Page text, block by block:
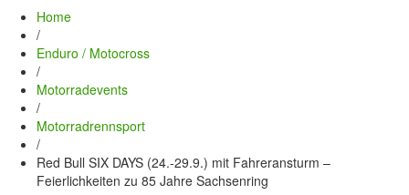
Home
/
Enduro / Motocross
/
Motorradevents
/
Motorradrennsport
/
Red Bull SIX DAYS (24.-29.9.) mit Fahreransturm –
Feierlichkeiten zu 85 Jahre Sachsenring